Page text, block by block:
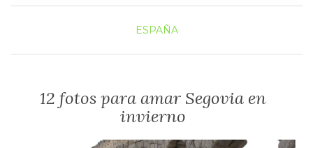
ESPAÑA
12 fotos para amar Segovia en
invierno